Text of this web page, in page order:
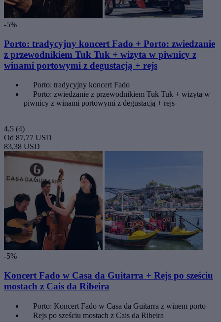
-5%
Porto: tradycyjny koncert Fado + Porto: zwiedzanie
z przewodnikiem Tuk Tuk + wizyta w piwnicy z
winami portowymi z degustacją + rejs
Porto: tradycyjny koncert Fado
Porto: zwiedzanie z przewodnikiem Tuk Tuk + wizyta w
piwnicy z winami portowymi z degustacją + rejs
4,5 (4)
Od 87,77 USD
83,38 USD
-5%
Koncert Fado w Casa da Guitarra + Rejs po sześciu
mostach z Cais da Ribeira
Porto: Koncert Fado w Casa da Guitarra z winem porto
Rejs po sześciu mostach z Cais da Ribeira